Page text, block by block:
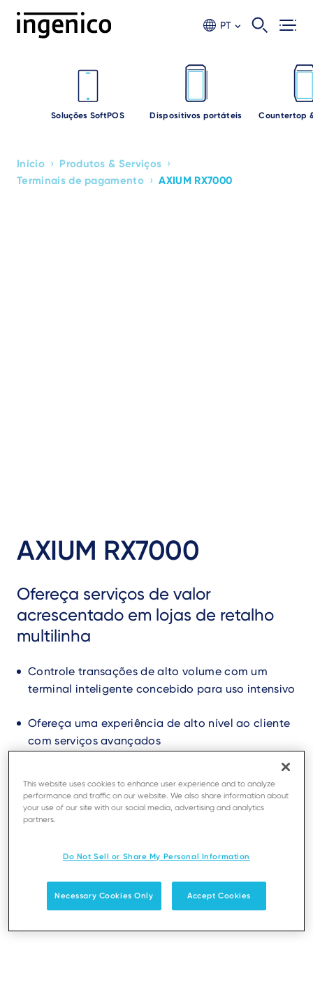
PT
Soluções SoftPOS Dispositivos portáteis Countertop
Breadcrumb
Início › Produtos & Serviços ›
Terminais de pagamento › AXIUM RX7000
AXIUM RX7000
Ofereça serviços de valor
acrescentado em lojas de retalho
multilinha
Controle transações de alto volume com um
terminal inteligente concebido para uso intensivo
Ofereça uma experiência de alto nível ao cliente
com serviços avançados
As nossas soluções de pagamento para o retalho
reforçam a confiança do cliente com
funcionalidades de segurança deúltima geração
Encontre um revendedor
Powered by AXIUM
This website uses cookies to enhance user experience and to analyze
performance and traffic on our website. We also share information about
your use of our site with our social media, advertising and analytics
partners.
Do Not Sell or Share My Personal Information
Necessary Cookies Only Accept Cookies